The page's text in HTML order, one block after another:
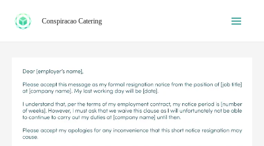
para
Conspiracao Catering